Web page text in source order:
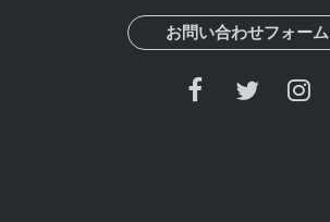
お問い合わせフォーム